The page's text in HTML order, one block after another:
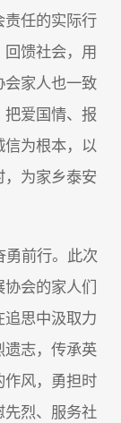
责任的实际行
馈社会，用
会家人也一致
爱国情、报
信为根本，以
，为家乡泰安
勇前行。此次
会的家人们
思中汲取力
遗志，传承英
作风，勇担时
先烈、服务社